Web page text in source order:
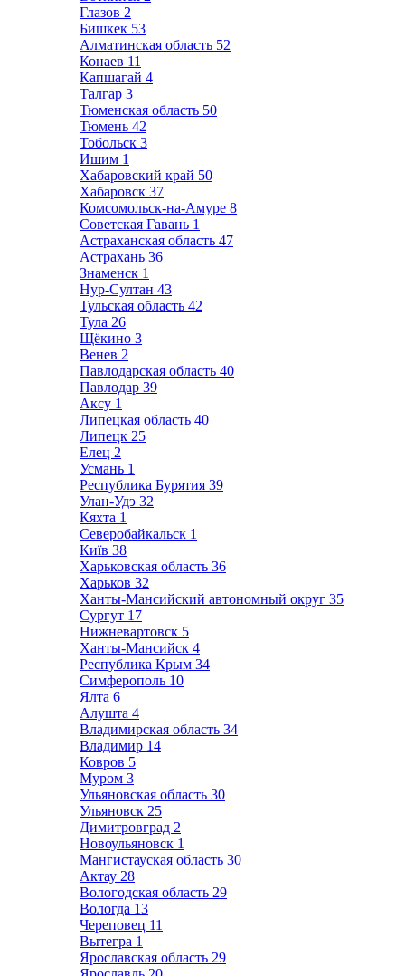
Глазов 2
Бишкек 53
Алматинская область 52
Конаев 11
Капшагай 4
Талгар 3
Тюменская область 50
Тюмень 42
Тобольск 3
Ишим 1
Хабаровский край 50
Хабаровск 37
Комсомольск-на-Амуре 8
Советская Гавань 1
Астраханская область 47
Астрахань 36
Знаменск 1
Нур-Султан 43
Тульская область 42
Тула 26
Щёкино 3
Венев 2
Павлодарская область 40
Павлодар 39
Аксу 1
Липецкая область 40
Липецк 25
Елец 2
Усмань 1
Республика Бурятия 39
Улан-Удэ 32
Кяхта 1
Северобайкальск 1
Київ 38
Харьковская область 36
Харьков 32
Ханты-Мансийский автономный округ 35
Сургут 17
Нижневартовск 5
Ханты-Мансийск 4
Республика Крым 34
Симферополь 10
Ялта 6
Алушта 4
Владимирская область 34
Владимир 14
Ковров 5
Муром 3
Ульяновская область 30
Ульяновск 25
Димитровград 2
Новоульяновск 1
Мангистауская область 30
Актау 28
Вологодская область 29
Вологда 13
Череповец 11
Вытегра 1
Ярославская область 29